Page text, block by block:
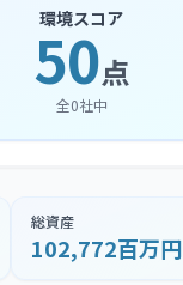
環境スコア
50点
全0社中
総資産
102,772百万円